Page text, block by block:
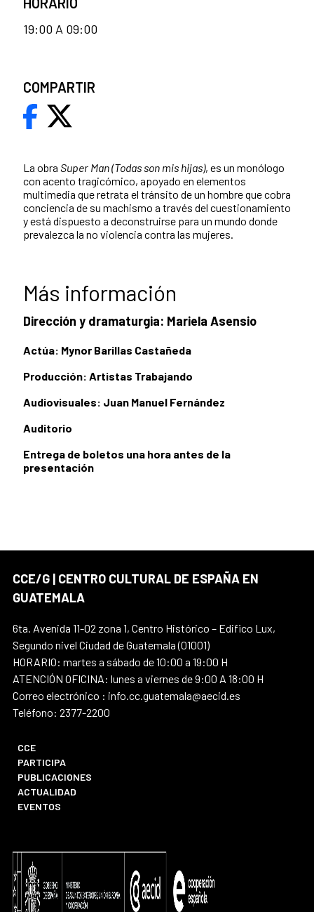
La obra Super Man (Todas son mis hijas), es un monólogo
con acento tragicómico, apoyado en elementos
multimedia que retrata el tránsito de un hombre que cobra
conciencia de su machismo a través del cuestionamiento
y está dispuesto a deconstruirse para un mundo donde
prevalezca la no violencia contra las mujeres.
Más información
Dirección y dramaturgia: Mariela Asensio
Actúa: Mynor Barillas Castañeda
Producción: Artistas Trabajando
Audiovisuales: Juan Manuel Fernández
Auditorio
Entrega de boletos una hora antes de la
presentación
19:00 A 09:00
COMPARTIR
CCE/G | CENTRO CULTURAL DE ESPAÑA EN
GUATEMALA
6ta. Avenida 11-02 zona 1, Centro Histórico – Edifico Lux,
Segundo nivel Ciudad de Guatemala (01001)
HORARIO: martes a sábado de 10:00 a 19:00 H
ATENCIÓN OFICINA: lunes a viernes de 9:00 A 18:00 H
Correo electrónico : info.cc.guatemala@aecid.es
Teléfono: 2377-2200
CCE
PARTICIPA
PUBLICACIONES
ACTUALIDAD
EVENTOS